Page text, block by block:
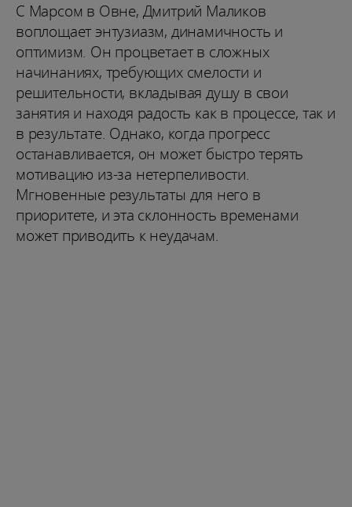
С Марсом в Овне, Дмитрий Маликов
воплощает энтузиазм, динамичность и
оптимизм. Он процветает в сложных
начинаниях, требующих смелости и
решительности, вкладывая душу в свои
занятия и находя радость как в процессе, так и
в результате. Однако, когда прогресс
останавливается, он может быстро терять
мотивацию из-за нетерпеливости.
Мгновенные результаты для него в
приоритете, и эта склонность временами
может приводить к неудачам.